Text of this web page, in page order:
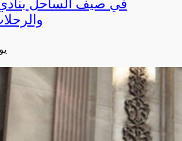
في صيف الساحل
20